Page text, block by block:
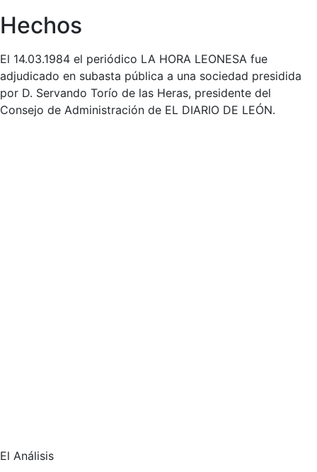
Hechos
El 14.03.1984 el periódico LA HORA LEONESA fue
adjudicado en subasta pública a una sociedad presidida
por D. Servando Torío de las Heras, presidente del
Consejo de Administración de EL DIARIO DE LEÓN.
El Análisis